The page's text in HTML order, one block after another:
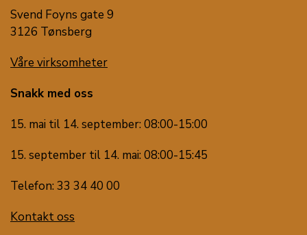
Svend Foyns gate 9
3126 Tønsberg
Våre virksomheter
Snakk med oss
15. mai til 14. september: 08:00-15:00
15. september til 14. mai: 08:00-15:45
Telefon: 33 34 40 00
Kontakt oss